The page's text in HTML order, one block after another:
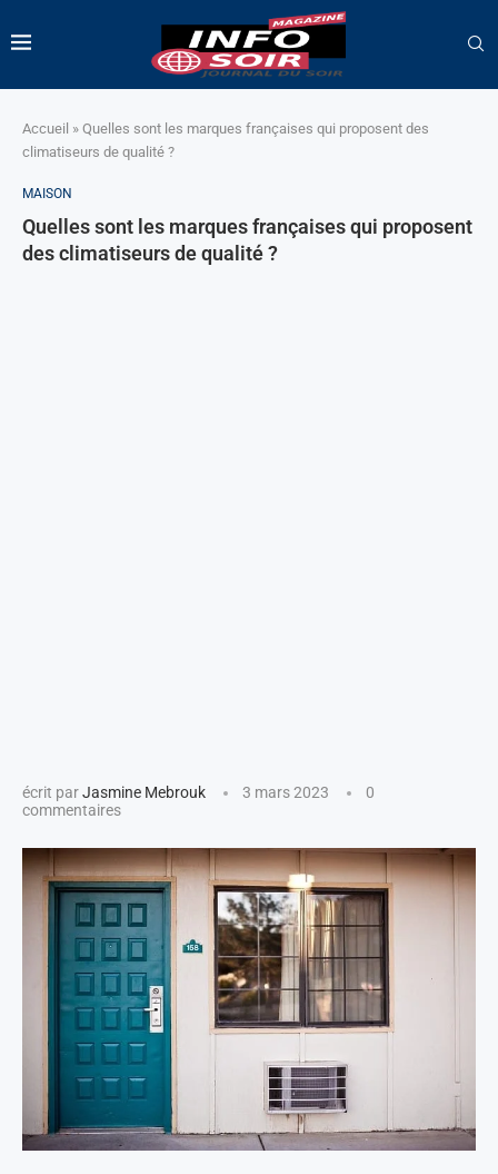
Accueil » Quelles sont les marques françaises qui proposent des
climatiseurs de qualité ?
MAISON
Quelles sont les marques françaises qui proposent
des climatiseurs de qualité ?
écrit parJasmine Mebrouk 3 mars 2023
0
commentaires